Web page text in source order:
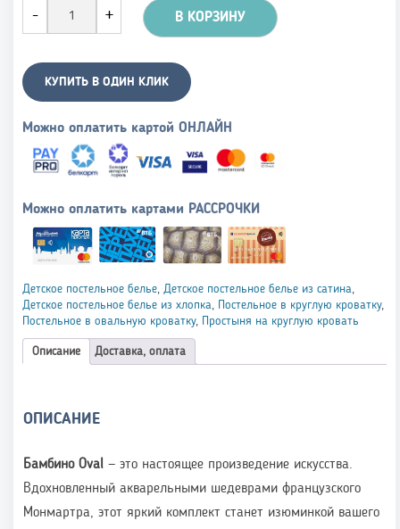
В КОРЗИНУ
КУПИТЬ В ОДИН КЛИК
Можно оплатить картой ОНЛАЙН
Можно оплатить картами РАССРОЧКИ
Детское постельное белье, Детское постельное белье из сатина,
Детское постельное белье из хлопка, Постельное в круглую кроватку,
Постельное в овальную кроватку, Простыня на круглую кровать
Описание Доставка, оплата
ОПИСАНИЕ
Бамбино Oval — это настоящее произведение искусства.
Вдохновленный акварельными шедеврами французского
Монмартра, этот яркий комплект станет изюминкой вашего